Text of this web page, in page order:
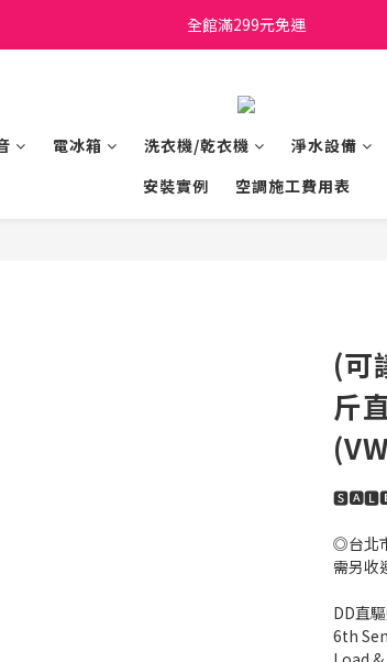
日立家電、國際牌 原廠管制價格 私訊優惠價
全館滿299元免運
電冰箱 洗衣機/乾衣機 淨水設備
安裝實例
空調施工費用表
(可
斤
🆂🅰🅻🅴
◎台北
需另收
DD直
6th